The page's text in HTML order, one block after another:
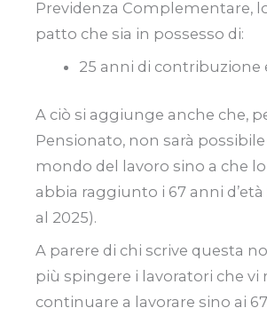
Previdenza Complementare,
patto che sia in possesso di:
25 anni di contribuzione
A ciò si aggiunge anche che,
Pensionato, non sarà
mondo del lavoro sino a che
abbia raggiunto i 67 anni
al 2025).
A parere di chi scrive questa
più spingere i lavoratori che vi
continuare a lavorare sino ai